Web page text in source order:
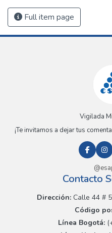
Full item page
Vigilada
¡Te invitamos a dejar tus
Contacto
Dirección:Calle 44 #
Código
Línea Bogotá: